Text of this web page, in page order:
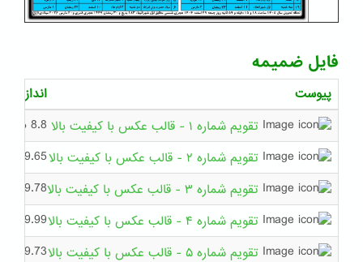
فایل ضمیمه
پیوست
اندازه
تقویم شماره ۱ - قالب عکس با کیفیت بالا
8.8 مگابایت
تقویم شماره ۲ - قالب عکس با کیفیت بالا
9.65 مگابایت
تقویم شماره ۳ - قالب عکس با کیفیت بالا
9.78 مگابایت
تقویم شماره ۴ - قالب عکس با کیفیت بالا
9.99 مگابایت
تقویم شماره ۵ - قالب عکس با کیفیت بالا
9.73 مگابایت